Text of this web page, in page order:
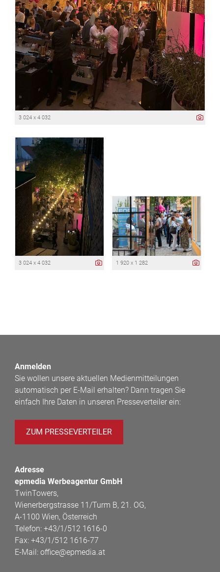
3 024 x 4 032
3 024 x 4 032 1 920 x 1 282
Anmelden
Sie wollen unsere aktuellen Medienmitteilungen
automatisch per E-Mail erhalten? Dann tragen Sie
einfach Ihre Daten in unseren Presseverteiler ein:
ZUM PRESSEVERTEILER
Adresse
epmedia Werbeagentur GmbH
TwinTowers,
Wienerbergstrasse 11/Turm B, 21. OG,
A-1100 Wien, Österreich
Telefon: +43/1/512 1616-0
Fax: +43/1/512 1616-77
E-Mail: office@epmedia.at